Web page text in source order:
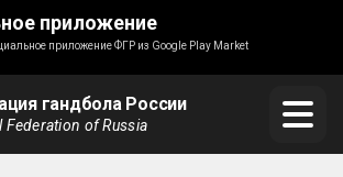
приложение
приложение ФГР из Google Play Market
гандбола России
Federation of Russia